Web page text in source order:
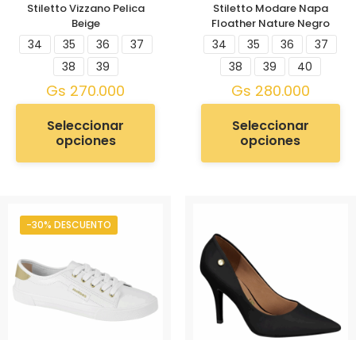
Stiletto Vizzano Pelica
Beige
34 35 36
37
38
39
Gs 270.000
Seleccionar
opciones
Stiletto Modare Napa
Floather Nature Negro
34 35 36
37
38
39 40
Gs 280.000
Seleccionar
opciones
-30% DESCUENTO